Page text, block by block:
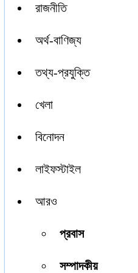
রাজনীতি
অর্থ-বাণিজ্য
তথ্য-প্রযুক্তি
খেলা
বিনোদন
লাইফস্টাইল
আরও
প্রবাস
সম্পাদকীয়